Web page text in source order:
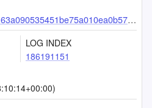
LOG INDEX
186191151